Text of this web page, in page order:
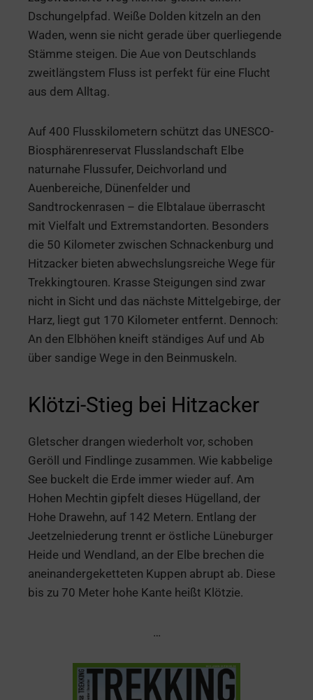
Dschungelpfad. Weiße Dolden kitzeln an den
Waden, wenn sie nicht gerade über querliegende
Stämme steigen. Die Aue von Deutschlands
zweitlängstem Fluss ist perfekt für eine Flucht
aus dem Alltag.
Auf 400 Flusskilometern schützt das UNESCO-
Biosphärenreservat Flusslandschaft Elbe
naturnahe Flussufer, Deichvorland und
Auenbereiche, Dünenfelder und
Sandtrockenrasen – die Elbtalaue überrascht
mit Vielfalt und Extremstandorten. Besonders
die 50 Kilometer zwischen Schnackenburg und
Hitzacker bieten abwechslungsreiche Wege für
Trekkingtouren. Krasse Steigungen sind zwar
nicht in Sicht und das nächste Mittelgebirge, der
Harz, liegt gut 170 Kilometer entfernt. Dennoch:
An den Elbhöhen kneift ständiges Auf und Ab
über sandige Wege in den Beinmuskeln.
Klötzi-Stieg bei Hitzacker
Gletscher drangen wiederholt vor, schoben
Geröll und Findlinge zusammen. Wie kabbelige
See buckelt die Erde immer wieder auf. Am
Hohen Mechtin gipfelt dieses Hügelland, der
Hohe Drawehn, auf 142 Metern. Entlang der
Jeetzelniederung trennt er östliche Lüneburger
Heide und Wendland, an der Elbe brechen die
aneinandergeketteten Kuppen abrupt ab. Diese
bis zu 70 Meter hohe Kante heißt Klötzie.
…